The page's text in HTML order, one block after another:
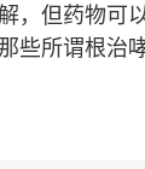
但药物
些所谓根治